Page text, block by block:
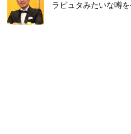
ラピュタみたいな噂